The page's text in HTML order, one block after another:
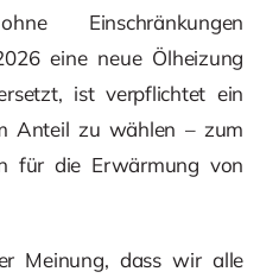
Einschränkungen
eine neue Ölheizung
ist verpflichtet ein
Anteil zu wählen – zum
für die Erwärmung von
Meinung, dass wir alle